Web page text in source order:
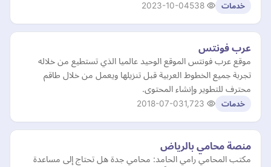
خدمات 2023-10-04
عرب فونتس
موقع عرب فونتس الموقع الوحيد عالميا الذي تستطيع من خلاله
تجربة جميع الخطوط العربية قبل تنزيلها ويعمل من خلال طاقم
محترف للتطوير وإنشاء المحتوى.
خدمات 2018-07-03
منصة محامي بالرياض
مكتب المحامي رامي الحامد: محامي جدة هل تحتاج إلى مساعدة